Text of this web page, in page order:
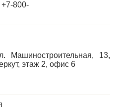
800-
Машиностроительная, 13,
этаж 2, офис 6